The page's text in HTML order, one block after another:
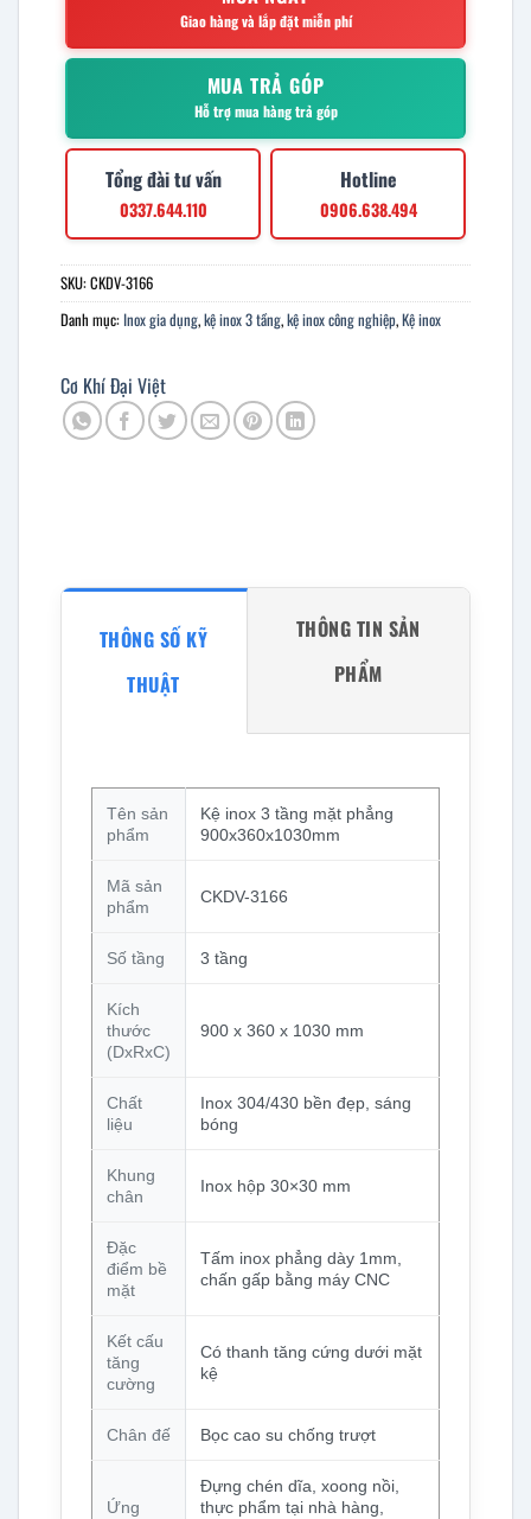
Giao hàng và lắp đặt miễn phí
MUA TRẢ GÓP
Hỗ trợ mua hàng trả góp
Tổng đài tư vấn
0337.644.110
Hotline
0906.638.494
SKU:CKDV-3166
Danh mục: Inox gia dụng,kệ inox 3 tầng,kệ inox công nghiệp,Kệ inox
Cơ Khí Đại Việt
THÔNG SỐ KỸ
THUẬT
THÔNG TIN SẢN
PHẨM
Tên sản
phẩm
Kệ inox 3 tầng mặt phẳng
900x360x1030mm
Mã sản
phẩm
CKDV-3166
Số tầng 3 tầng
Kích
thước
(DxRxC)
900 x 360 x 1030 mm
Chất
liệu
Inox 304/430 bền đẹp, sáng
bóng
Khung
chân
Inox hộp 30×30 mm
Đặc
điểm bề
mặt
Tấm inox phẳng dày 1mm,
chấn gấp bằng máy CNC
Kết cấu
tăng
cường
Có thanh tăng cứng dưới mặt
kệ
Chân đế Bọc cao su chống trượt
Ứng
Đựng chén dĩa, xoong nồi,
thực phẩm tại nhà hàng,